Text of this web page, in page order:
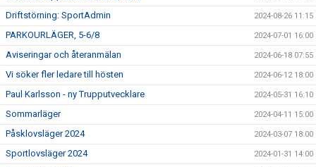
Driftstörning: SportAdmin 2024-08-26 11:15
PARKOURLÄGER, 5-6/8 2024-07-01 16:00
Aviseringar och återanmälan 2024-06-18 07:55
Vi söker fler ledare till hösten 2024-06-12 18:00
Paul Karlsson - ny Trupputvecklare 2024-05-31 16:10
Sommarläger 2024-04-11 15:00
Påsklovsläger 2024 2024-03-07 18:00
Sportlovsläger 2024 2024-01-31 14:00